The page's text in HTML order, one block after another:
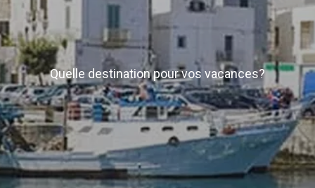
Quelle destination pour vos vacances?